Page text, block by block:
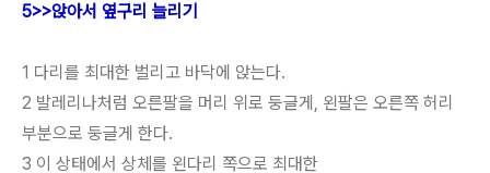
5>>앉아서 옆구리 늘리기
1 다리를 최대한 벌리고 바닥에 앉는다.
2 발레리나처럼 오른팔을 머리 위로 둥글게, 왼팔은 오른쪽 허리
부분으로 둥글게 한다.
3 이 상태에서 상체를 왼다리 쪽으로 최대한